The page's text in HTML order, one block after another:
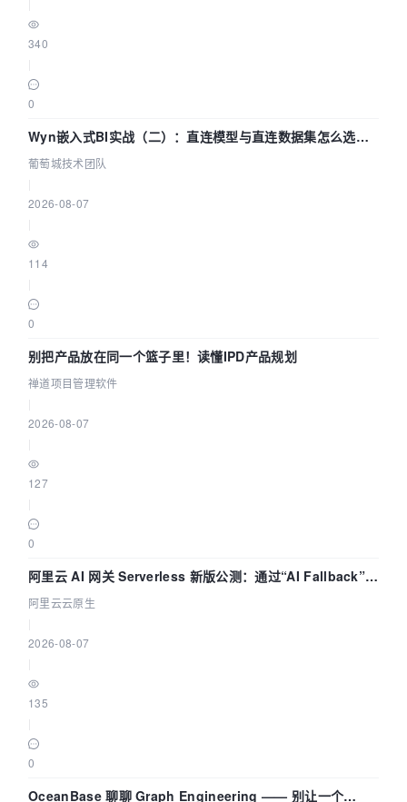
340
0
Wyn嵌入式BI实战（二）：直连模型与直连数据集怎么选，
参数为什么不生效？| 葡萄城技术团队
葡萄城技术团队
2026-08-07
114
0
别把产品放在同一个篮子里！读懂IPD产品规划
禅道项目管理软件
2026-08-07
127
0
阿里云 AI 网关 Serverless 新版公测：通过“AI Fallback”与
拓扑可视化构建 AI 流量治理底座
阿里云云原生
2026-08-07
135
0
OceanBase 聊聊 Graph Engineering —— 别让一个